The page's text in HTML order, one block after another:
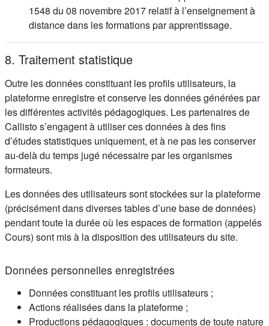
1548 du 08 novembre 2017 relatif à l’enseignement à
distance dans les formations par apprentissage.
8. Traitement statistique
Outre les données constituant les profils utilisateurs, la
plateforme enregistre et conserve les données générées par
les différentes activités pédagogiques. Les partenaires de
Callisto s’engagent à utiliser ces données à des fins
d’études statistiques uniquement, et à ne pas les conserver
au-delà du temps jugé nécessaire par les organismes
formateurs.
Les données des utilisateurs sont stockées sur la plateforme
(précisément dans diverses tables d’une base de données)
pendant toute la durée où les espaces de formation (appelés
Cours) sont mis à la disposition des utilisateurs du site.
Données personnelles enregistrées
Données constituant les profils utilisateurs ;
Actions réalisées dans la plateforme ;
Productions pédagogiques : documents de toute nature